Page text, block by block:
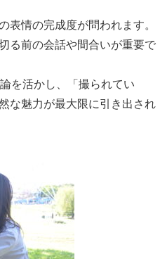
表情の完成度が問われます。
る前の会話や間合いが重要で
を活かし、「撮られてい
な魅力が最大限に引き出され